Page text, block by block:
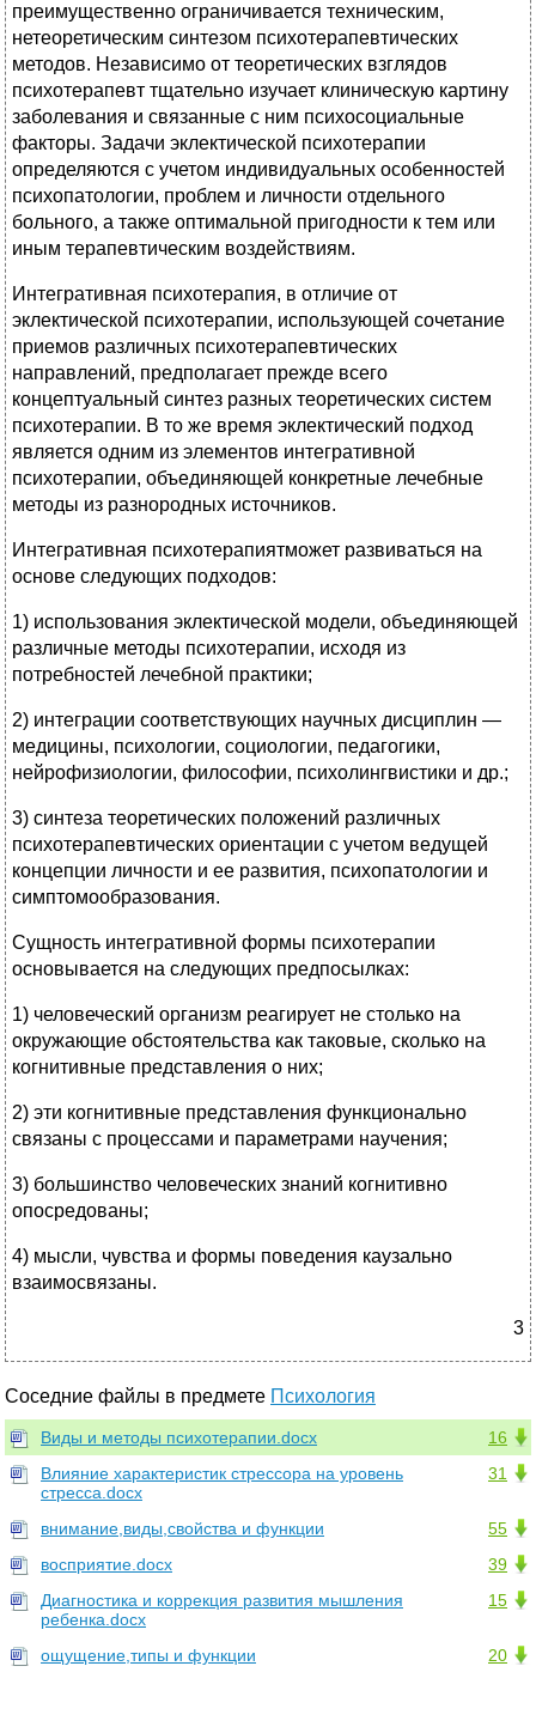
преимущественно ограничивается техническим,
нетеоретическим синтезом психотерапевтических
методов. Независимо от теоретических взглядов
психотерапевт тщательно изучает клиническую картину
заболевания и связанные с ним психосоциальные
факторы. Задачи эклектической психотерапии
определяются с учетом индивидуальных особенностей
психопатологии, проблем и личности отдельного
больного, а также оптимальной пригодности к тем или
иным терапевтическим воздействиям.
Интегративная психотерапия, в отличие от
эклектической психотерапии, использующей сочетание
приемов различных психотерапевтических
направлений, предполагает прежде всего
концептуальный синтез разных теоретических систем
психотерапии. В то же время эклектический подход
является одним из элементов интегративной
психотерапии, объединяющей конкретные лечебные
методы из разнородных источников.
Интегративная психотерапиятможет развиваться на
основе следующих подходов:
1) использования эклектической модели, объединяющей
различные методы психотерапии, исходя из
потребностей лечебной практики;
2) интеграции соответствующих научных дисциплин —
медицины, психологии, социологии, педагогики,
нейрофизиологии, философии, психолингвистики и др.;
3) синтеза теоретических положений различных
психотерапевтических ориентации с учетом ведущей
концепции личности и ее развития, психопатологии и
симптомообразования.
Сущность интегративной формы психотерапии
основывается на следующих предпосылках:
1) человеческий организм реагирует не столько на
окружающие обстоятельства как таковые, сколько на
когнитивные представления о них;
2) эти когнитивные представления функционально
связаны с процессами и параметрами научения;
3) большинство человеческих знаний когнитивно
опосредованы;
4) мысли, чувства и формы поведения каузально
взаимосвязаны.
3
Соседние файлы в предмете Психология
16
Виды и методы психотерапии.docx
31
Влияние характеристик стрессора на уровень
стресса.docx
55
внимание,виды,свойства и функции
39
восприятие.docx
15
Диагностика и коррекция развития мышления
ребенка.docx
20
ощущение,типы и функции